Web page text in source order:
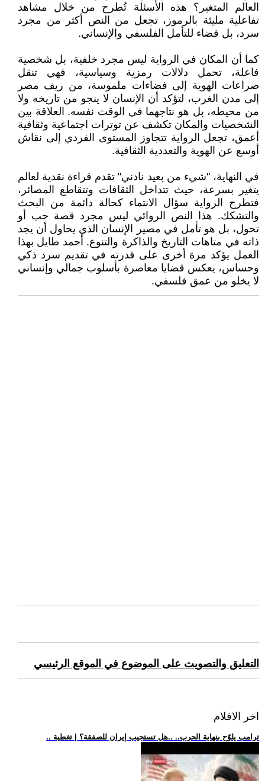
العالم المتغير؟ هذه الأسئلة تُطرح من خلال مشاهد
تفاعلية مليئة بالرموز، تجعل من النص أكثر من مجرد
سرد، بل فضاء للتأمل الفلسفي والإنساني.
كما أن المكان في الرواية ليس مجرد خلفية، بل شخصية
فاعلة، تحمل دلالات رمزية وسياسية، فهي تنقل
صراعات الهوية إلى فضاءات ملموسة، من ريف مصر
إلى مدن الغرب، لتؤكد أن الإنسان لا ينجو من تاريخه ولا
من محيطه، بل هو نتاجهما في الوقت نفسه. العلاقة بين
الشخصيات والمكان تكشف عن توترات اجتماعية وثقافية
أعمق، تجعل الرواية تتجاوز المستوى الفردي إلى نقاش
أوسع عن الهوية والتعددية الثقافية.
في النهاية، "شيء من بعيد نادني" تقدم قراءة نقدية لعالم
يتغير بسرعة، حيث تتداخل الثقافات وتتقاطع المصائر،
فتطرح الرواية سؤال الانتماء كحالة دائمة من البحث
والتشكك. هذا النص الروائي ليس مجرد قصة حب أو
تحول، بل هو تأمل في مصير الإنسان الذي يحاول أن يجد
ذاته في متاهات التاريخ والذاكرة والتنوع. أحمد طايل بهذا
العمل يؤكد مرة أخرى على قدرته في تقديم سرد ذكي
وحساس، يعكس قضايا معاصرة بأسلوب جمالي وإنساني
لا يخلو من عمق فلسفي.
التعليق والتصويت على الموضوع في الموقع الرئيسي
اخر الافلام
.. ترامب يلوّح بنهاية الحرب.. ..هل تستجيب إيران للصفقة؟ | تغطية